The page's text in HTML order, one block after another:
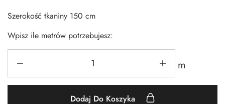
Szerokość tkaniny 150 cm
Wpisz ile metrów potrzebujesz:
m
Dodaj Do Koszyka